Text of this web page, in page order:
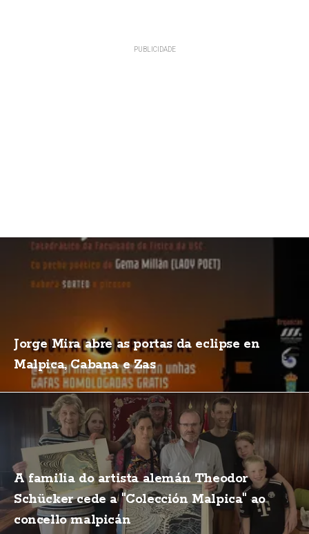
Jorge Mira abre as portas da eclipse en
Malpica, Cabana e Zas
A familia do artista alemán Theodor
Schücker cede a "Colección Malpica" ao
concello malpicán